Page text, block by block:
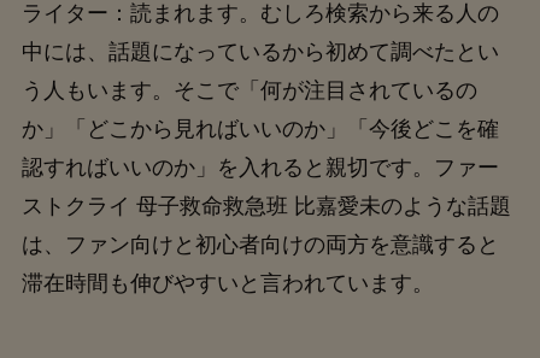
ライター：読まれます。むしろ検索から来る人の
中には、話題になっているから初めて調べたとい
う人もいます。そこで「何が注目されているの
か」「どこから見ればいいのか」「今後どこを確
認すればいいのか」を入れると親切です。ファー
ストクライ 母子救命救急班 比嘉愛未のような話題
は、ファン向けと初心者向けの両方を意識すると
滞在時間も伸びやすいと言われています。